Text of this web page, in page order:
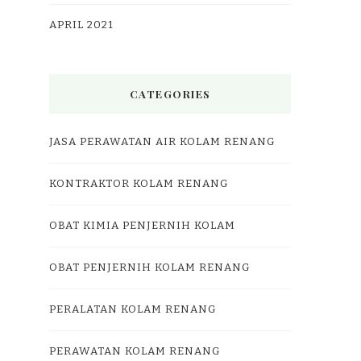
APRIL 2021
CATEGORIES
JASA PERAWATAN AIR KOLAM RENANG
KONTRAKTOR KOLAM RENANG
OBAT KIMIA PENJERNIH KOLAM
OBAT PENJERNIH KOLAM RENANG
PERALATAN KOLAM RENANG
PERAWATAN KOLAM RENANG